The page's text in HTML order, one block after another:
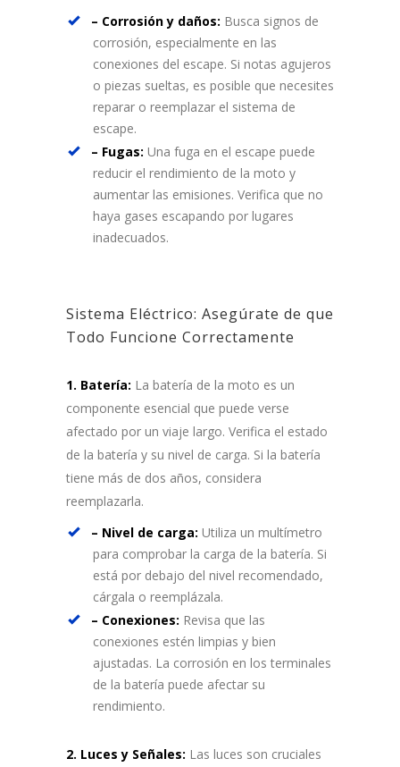
– Corrosión y daños: Busca signos de
corrosión, especialmente en las
conexiones del escape. Si notas agujeros
o piezas sueltas, es posible que necesites
reparar o reemplazar el sistema de
escape.
– Fugas: Una fuga en el escape puede
reducir el rendimiento de la moto y
aumentar las emisiones. Verifica que no
haya gases escapando por lugares
inadecuados.
Sistema Eléctrico: Asegúrate de que
Todo Funcione Correctamente
1. Batería: La batería de la moto es un
componente esencial que puede verse
afectado por un viaje largo. Verifica el estado
de la batería y su nivel de carga. Si la batería
tiene más de dos años, considera
reemplazarla.
– Nivel de carga: Utiliza un multímetro
para comprobar la carga de la batería. Si
está por debajo del nivel recomendado,
cárgala o reemplázala.
– Conexiones: Revisa que las
conexiones estén limpias y bien
ajustadas. La corrosión en los terminales
de la batería puede afectar su
rendimiento.
2. Luces y Señales: Las luces son cruciales